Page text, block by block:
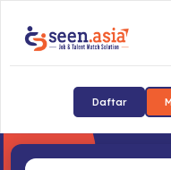
Daftar